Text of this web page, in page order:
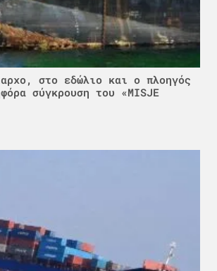
στο εδώλιο και ο πλοηγός
σύγκρουση του «MISJE